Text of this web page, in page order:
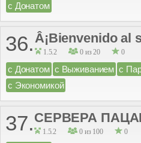
с Донатом
36.Â¡Bienvenido al
1.5.2 0 из 20 0
с Донатом с Выживанием с
с Экономикой
37.СЕРВЕРА
1.5.2 0 из 100 0